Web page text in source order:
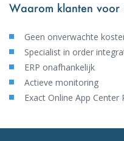
Waarom klanten voor
Geen onverwachte
Specialist in order
ERP onafhankelijk
Actieve monitoring
Exact Online App Center